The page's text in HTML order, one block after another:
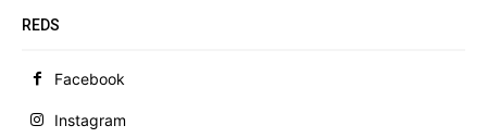
REDS
Facebook
Instagram